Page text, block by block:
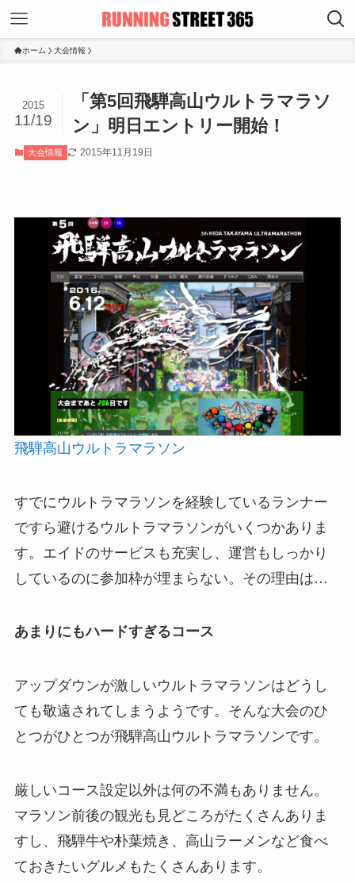
ホーム 大会情報
「第5回飛騨高山ウルトラマラソ
ン」明日エントリー開始！
2015
11/19
大会情報 2015年11月19日
飛騨高山ウルトラマラソン
すでにウルトラマラソンを経験しているランナー
ですら避けるウルトラマラソンがいくつかありま
す。エイドのサービスも充実し、運営もしっかり
しているのに参加枠が埋まらない。その理由は…
あまりにもハードすぎるコース
アップダウンが激しいウルトラマラソンはどうし
ても敬遠されてしまうようです。そんな大会のひ
とつがひとつが飛騨高山ウルトラマラソンです。
厳しいコース設定以外は何の不満もありません。
マラソン前後の観光も見どころがたくさんありま
すし、飛騨牛や朴葉焼き、高山ラーメンなど食べ
ておきたいグルメもたくさんあります。